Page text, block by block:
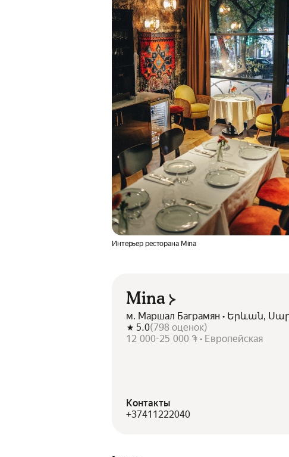
Интерьер ресторана Mina
Mina
м. Маршал Баграмян • Երևան,
5.0(798 оценок)
12 000-25 000 ֏ • Европейская
Контакты
+37411222040